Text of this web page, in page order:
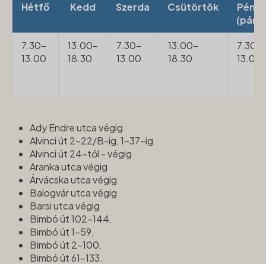
Hétfő Kedd Szerda Csütörtök
7.30-
13.00
13.00-
18.30
7.30-
13.00
13.00-
18.30
7.30-
13.00
Ady Endre utca végig
Alvinci út 2-22/B-ig, 1-37-ig
Alvinci út 24-től - végig
Aranka utca végig
Árvácska utca végig
Balogvár utca végig
Barsi utca végig
Bimbó út 102-144.
Bimbó út 1-59,
Bimbó út 2-100.
Bimbó út 61-133.